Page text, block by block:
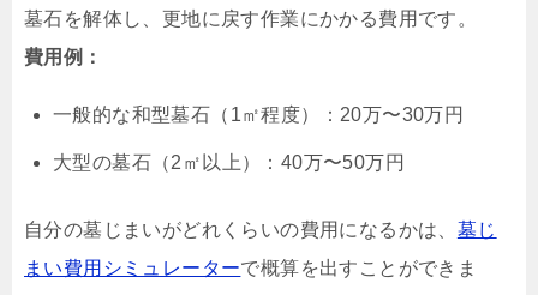
墓石を解体し、更地に戻す作業にかかる費用です。
費用例：
一般的な和型墓石（1㎡程度）：20万〜30万円
大型の墓石（2㎡以上）：40万〜50万円
自分の墓じまいがどれくらいの費用になるかは、 墓じ
まい費用シミュレーターで概算を出すことができま